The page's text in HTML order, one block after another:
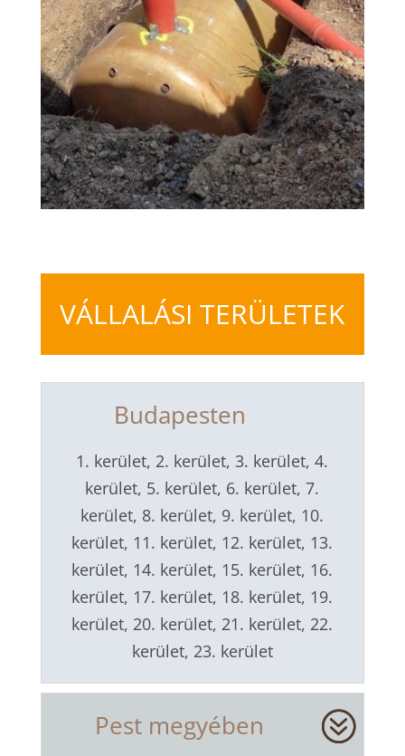
VÁLLALÁSI TERÜLETEK
Budapesten
1. kerület, 2. kerület, 3. kerület, 4.
kerület, 5. kerület, 6. kerület, 7.
kerület, 8. kerület, 9. kerület, 10.
kerület, 11. kerület, 12. kerület, 13.
kerület, 14. kerület, 15. kerület, 16.
kerület, 17. kerület, 18. kerület, 19.
kerület, 20. kerület, 21. kerület, 22.
kerület, 23. kerület
Pest megyében